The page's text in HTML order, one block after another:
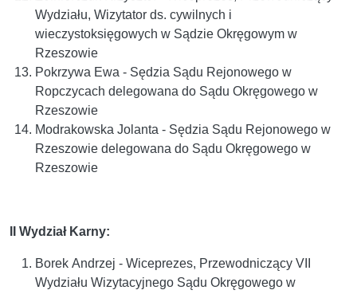
Wydziału, Wizytator ds. cywilnych i
wieczystoksięgowych w Sądzie Okręgowym w
Rzeszowie
Pokrzywa Ewa - Sędzia Sądu Rejonowego w
Ropczycach delegowana do Sądu Okręgowego w
Rzeszowie
Modrakowska Jolanta - Sędzia Sądu Rejonowego w
Rzeszowie delegowana do Sądu Okręgowego w
Rzeszowie
II Wydział Karny:
Borek Andrzej - Wiceprezes, Przewodniczący VII
Wydziału Wizytacyjnego Sądu Okręgowego w